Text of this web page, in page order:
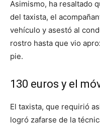
Asimismo, ha resaltado
del taxista, el
vehículo y asestó al
rostro hasta que vio
pie.
130 euros y el
El taxista, que requirió
logró zafarse de la